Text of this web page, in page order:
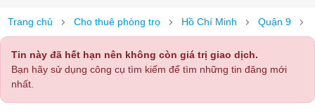
Trang chủ Cho thuê phòng trọ Hồ Chí Minh Quận 9
Tin này đã hết hạn nên không còn giá trị giao dịch.
Bạn hãy sử dụng công cụ tìm kiếm để tìm những tin đăng mới
nhất.